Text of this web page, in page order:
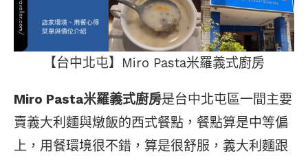
【台中北屯】Miro Pasta米羅義式廚房
Miro Pasta米羅義式廚房是台中北屯區一間主要
賣義大利麵與燉飯的西式餐點，餐點算是中等偏
上，用餐環境很不錯，算是很舒服，義大利麵跟